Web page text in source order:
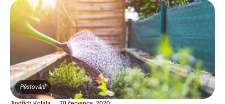
Pěstování